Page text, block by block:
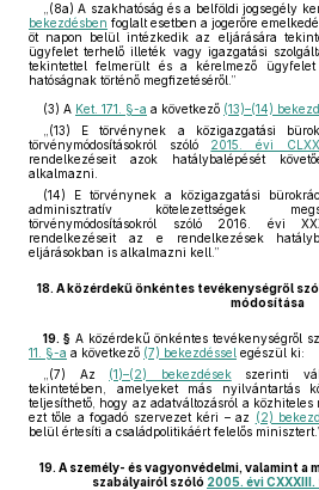
„(8a) A szakhatóság és a belföldi jogsegély
bekezdésben foglalt esetben a jogerőre
öt napon belül intézkedik az eljárására
ügyfelet terhelő illeték vagy igazgatási
tekintettel felmerült és a kérelmező
hatóságnak történő megfizetéséről.”
(3) A Ket. 171. §-a a következő (13)–(14)
„(13) E törvénynek a közigazgatási
törvénymódosításokról szóló 2015. évi
rendelkezéseit azok hatálybalépését
alkalmazni.
(14) E törvénynek a közigazgatási
adminisztratív kötelezettségek
törvénymódosításokról szóló 2016. évi
rendelkezéseit az e rendelkezések
eljárásokban is alkalmazni kell.”
18. A közérdekű önkéntes tevékenységről
módosítása
19. § A közérdekű önkéntes tevékenységről
11. §-a a következő (7) bekezdéssel egészül ki:
„(7) Az (1)–(2) bekezdésekszerinti
tekintetében, amelyeket más nyilvántartás
teljesíthető, hogy az adatváltozásról a
ezt tőle a fogadó szervezet kéri – az (2)
belül értesíti a családpolitikáért felelős
19. A személy- és vagyonvédelmi, valamint a
szabályairól szóló 2005. évi